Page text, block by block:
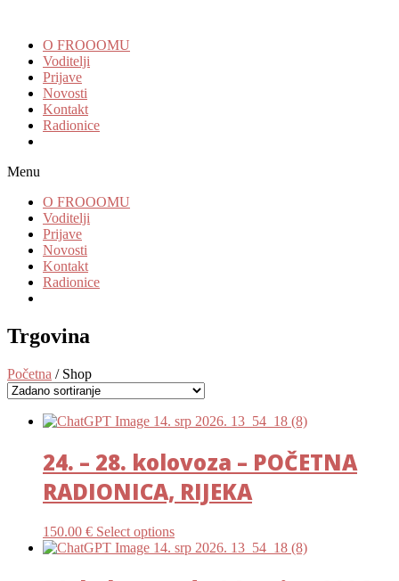
O FROOOMU
Voditelji
Prijave
Novosti
Kontakt
Radionice
Menu
O FROOOMU
Voditelji
Prijave
Novosti
Kontakt
Radionice
Trgovina
Početna / Shop
24. – 28. kolovoza – POČETNA
RADIONICA, RIJEKA
150.00 € Select options